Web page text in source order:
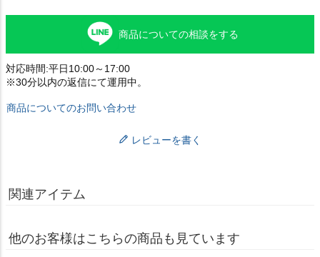
商品についての相談をする
対応時間:平日10:00～17:00
※30分以内の返信にて運用中。
商品についてのお問い合わせ
レビューを書く
関連アイテム
他のお客様はこちらの商品も見ています